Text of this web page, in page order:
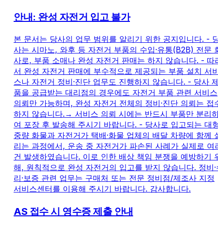
안내: 완성 자전거 입고 불가
본 문서는 당사의 업무 범위를 알리기 위한 공지입니다. -
사는 시마노, 와후 등 자전거 부품의 수입·유통(B2B) 전문
사로, 부품 소매나 완성 자전거 판매는 하지 않습니다. - 따
서 완성 자전거 판매에 부수적으로 제공되는 부품 설치 서
스나 자전거 정비·진단 업무도 진행하지 않습니다. - 당사
품을 공급받는 대리점의 경우에도 자전거 부품 관련 서비스
의뢰만 가능하며, 완성 자전거 전체의 정비·진단 의뢰는 접
하지 않습니다.→ 서비스 의뢰 시에는 반드시 부품만 분리
여 포장 후 발송해 주시기 바랍니다. - 당사로 입고되는 대
중량 화물과 자전거가 택배·화물 업체의 배달 차량에 함께
리는 과정에서, 운송 중 자전거가 파손된 사례가 실제로 여
건 발생하였습니다. 이로 인한 배상 책임 분쟁을 예방하기
해, 원칙적으로 완성 자전거의 입고를 받지 않습니다. 정비·
리·보증 관련 업무는 구매처 또는 전문 정비점/제조사 지정
서비스센터를 이용해 주시기 바랍니다. 감사합니다.
AS 접수 시 영수증 제출 안내